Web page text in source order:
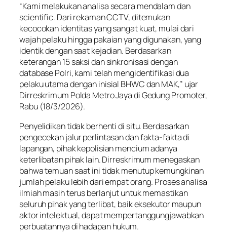
“Kami melakukan analisa secara mendalam dan
scientific. Dari rekaman CCTV, ditemukan
kecocokan identitas yang sangat kuat, mulai dari
wajah pelaku hingga pakaian yang digunakan, yang
identik dengan saat kejadian. Berdasarkan
keterangan 15 saksi dan sinkronisasi dengan
database Polri, kami telah mengidentifikasi dua
pelaku utama dengan inisial BHWC dan MAK,” ujar
Dirreskrimum Polda Metro Jaya di Gedung Promoter,
Rabu (18/3/2026).
Penyelidikan tidak berhenti di situ. Berdasarkan
pengecekan jalur perlintasan dan fakta-fakta di
lapangan, pihak kepolisian mencium adanya
keterlibatan pihak lain. Dirreskrimum menegaskan
bahwa temuan saat ini tidak menutup kemungkinan
jumlah pelaku lebih dari empat orang. Proses analisa
ilmiah masih terus berlanjut untuk memastikan
seluruh pihak yang terlibat, baik eksekutor maupun
aktor intelektual, dapat mempertanggungjawabkan
perbuatannya di hadapan hukum.